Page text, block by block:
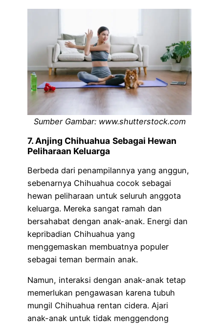
Sumber Gambar: www.shutterstock.com
7. Anjing Chihuahua Sebagai Hewan
Peliharaan Keluarga
Berbeda dari penampilannya yang anggun,
sebenarnya Chihuahua cocok sebagai
hewan peliharaan untuk seluruh anggota
keluarga. Mereka sangat ramah dan
bersahabat dengan anak-anak. Energi dan
kepribadian Chihuahua yang
menggemaskan membuatnya populer
sebagai teman bermain anak.
Namun, interaksi dengan anak-anak tetap
memerlukan pengawasan karena tubuh
mungil Chihuahua rentan cidera. Ajari
anak-anak untuk tidak menggendong